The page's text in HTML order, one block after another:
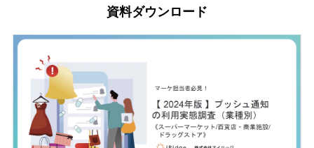
資料ダウンロード